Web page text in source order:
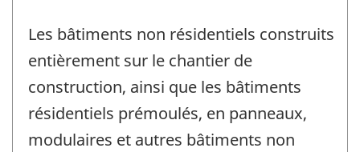
Les bâtiments non résidentiels construits
entièrement sur le chantier de
construction, ainsi que les bâtiments
résidentiels prémoulés, en panneaux,
modulaires et autres bâtiments non